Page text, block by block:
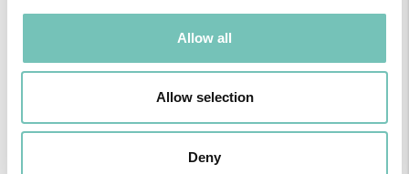
Allow all
Allow selection
Deny